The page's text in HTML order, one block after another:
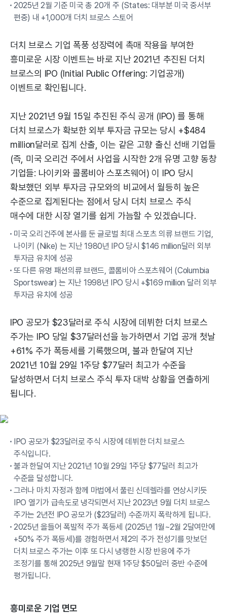
2025년 2월 기준 미국 총 20개 주 (States: 대부분 미국 중서부
편중) 내 +1,000개 더치 브로스 스토어
더치 브로스 기업 폭풍 성장력에 촉매 작용을 부여한
흥미로운 시장 이벤트는 바로 지난 2021년 추진된 더치
브로스의 IPO (Initial Public Offering: 기업공개)
이벤트로 확인됩니다.
지난 2021년 9월 15일 추진된 주식 공개 (IPO) 를 통해
더치 브로스가 확보한 외부 투자금 규모는 당시 +$484
million달러로 집계 산출, 이는 같은 고향 출신 선배 기업들
(즉, 미국 오리건 주에서 사업을 시작한 2개 유명 고향 동창
기업들: 나이키와 콜롬비아 스포츠웨어) 이 IPO 당시
확보했던 외부 투자금 규모와의 비교에서 월등히 높은
수준으로 집계된다는 점에서 당시 더치 브로스 주식
매수에 대한 시장 열기를 쉽게 가늠할 수 있겠습니다.
미국 오리건주에 본사를 둔 글로벌 최대 스포츠 의류 브랜드 기업,
나이키 (Nike) 는 지난 1980년 IPO 당시 $146 million달러 외부
투자금 유치에 성공
또 다른 유명 패션의류 브랜드, 콜롬비아 스포츠웨어 (Columbia
Sportswear) 는 지난 1998년 IPO 당시 +$169 million 달러 외부
투자금 유치에 성공
IPO 공모가 $23달러로 주식 시장에 데뷔한 더치 브로스
주가는 IPO 당일 $37달러선을 능가하면서 기업 공개 첫날
+61% 주가 폭등세를 기록했으며, 불과 한달여 지난
2021년 10월 29일 1주당 $77달러 최고가 수준을
달성하면서 더치 브로스 주식 투자 대박 상황을 연출하게
됩니다.
IPO 공모가 $23달러로 주식 시장에 데뷔한 더치 브로스
주식입니다.
불과 한달여 지난 2021년 10월 29일 1주당 $77달러 최고가
수준을 달성합니다.
그러나 마치 자정과 함께 마법에서 풀린 신데렐라를 연상시키듯
IPO 열기가 급속도로 냉각되면서 지난 2023년 9월 더치 브로스
주가는 2년전 IPO 공모가 ($23달러) 수준까지 폭락하게 됩니다.
2025년 올들어 폭발적 주가 폭등세 (2025년 1월~2월 2달여만에
+50% 주가 폭등세)를 경험하면서 제2의 주가 전성기를 맛보던
더치 브로스 주가는 이후 또 다시 냉랭한 시장 반응에 주가
조정기를 통해 2025년 9월말 현재 1주당 $50달러 중반 수준에
평가됩니다.
흥미로운 기업 면모